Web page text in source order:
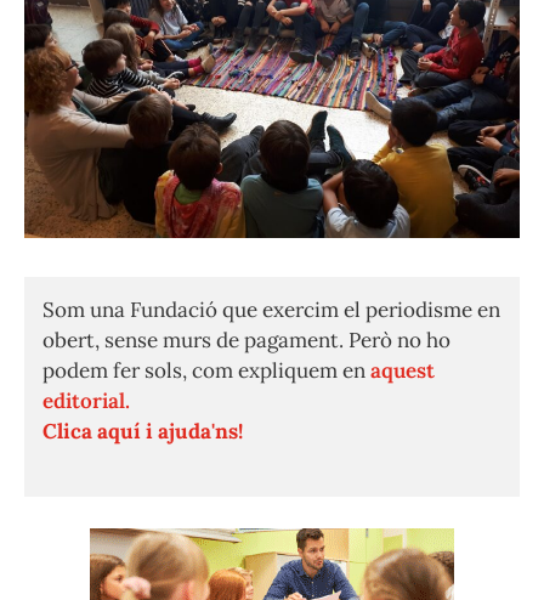
Som una Fundació que exercim el periodisme en
obert, sense murs de pagament. Però no ho
podem fer sols, com expliquem enaquest
editorial.
Clica aquí i ajuda'ns!